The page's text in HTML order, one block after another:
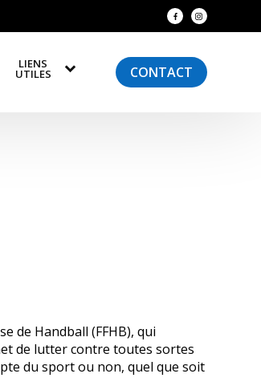
LIENS
UTILES CONTACT
de Handball (FFHB), qui
de lutter contre toutes sortes
du sport ou non, quel que soit